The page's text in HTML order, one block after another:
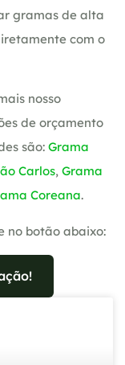
gramas de alta
com o
nosso
de orçamento
são: Grama
Carlos, Grama
Coreana.
no botão abaixo: